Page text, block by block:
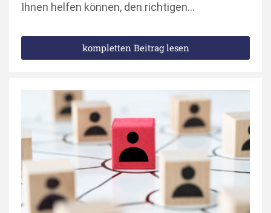
Ihnen helfen können, den richtigen…
kompletten Beitrag lesen